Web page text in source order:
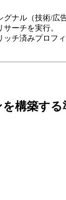
グナル（技術/広
ーチを実行。
ッチ済みプロフ
構築する